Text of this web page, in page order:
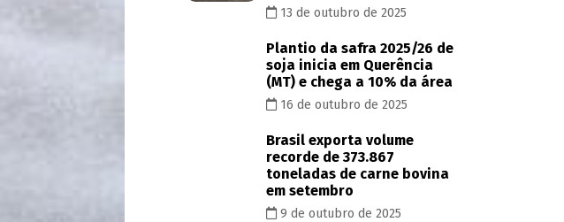
13 de outubro de 2025
Plantio da safra 2025/26 de
soja inicia em Querência
(MT) e chega a 10% da área
16 de outubro de 2025
Brasil exporta volume
recorde de 373.867
toneladas de carne bovina
em setembro
9 de outubro de 2025